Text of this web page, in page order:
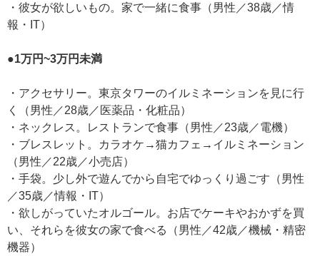
・彼女が欲しいもの。家で一緒に食事（男性／38歳／情
報・IT）
●1万円~3万円未満
・アクセサリー。東京タワーのイルミネーションを見に行
く（男性／28歳／医薬品・化粧品）
・ネックレス。レストランで食事（男性／23歳／電機）
・ブレスレット。カラオケ→猫カフェ→イルミネーション
（男性／22歳／小売店）
・手袋。少し外で遊んでから自宅でゆっくり過ごす（男性
／35歳／情報・IT）
・欲しがっていたオルゴール。お店でケーキやおかずを買
い、それらを彼女の家で食べる（男性／42歳／機械・精密
機器）